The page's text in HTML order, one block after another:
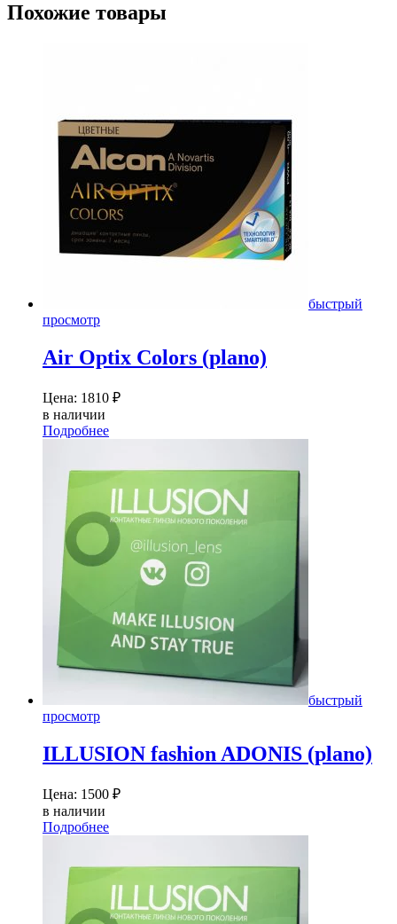
Похожие товары
быстрый
просмотр
Air Optix Colors (plano)
Цена: 1810 ₽
в наличии
Подробнее
быстрый
просмотр
ILLUSION fashion ADONIS (plano)
Цена: 1500 ₽
в наличии
Подробнее